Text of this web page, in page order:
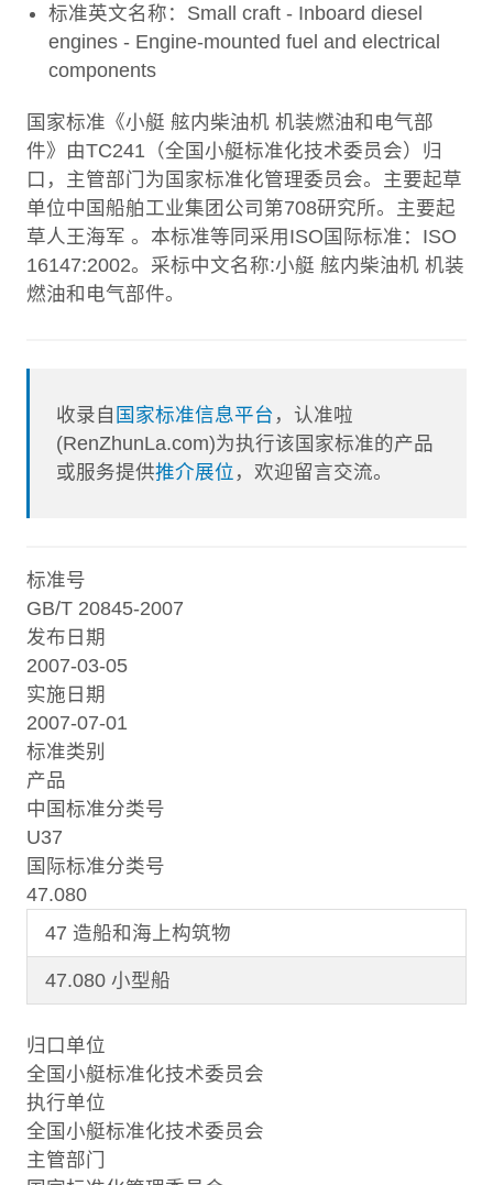
标准英文名称：Small craft - Inboard diesel
engines - Engine-mounted fuel and electrical
components
国家标准《小艇 舷内柴油机 机装燃油和电气部
件》由TC241（全国小艇标准化技术委员会）归
口，主管部门为国家标准化管理委员会。主要起草
单位中国船舶工业集团公司第708研究所。主要起
草人王海军 。本标准等同采用ISO国际标准：ISO
16147:2002。采标中文名称:小艇 舷内柴油机 机装
燃油和电气部件。
收录自 国家标准信息平台 ，认准啦
(RenZhunLa.com)为执行该国家标准的产品
或服务提供推介展位 ，欢迎留言交流。
标准号
GB/T 20845-2007
发布日期
2007-03-05
实施日期
2007-07-01
标准类别
产品
中国标准分类号
U37
国际标准分类号
47.080
47 造船和海上构筑物
47.080 小型船
归口单位
全国小艇标准化技术委员会
执行单位
全国小艇标准化技术委员会
主管部门